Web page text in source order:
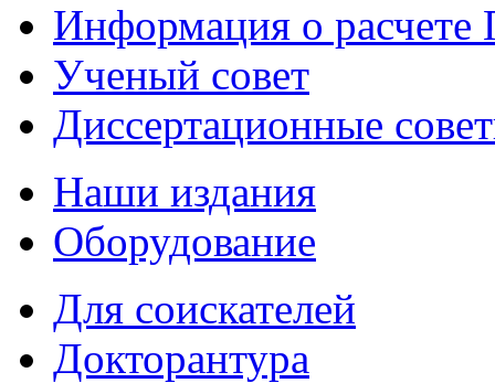
Информация о
Ученый совет
Диссертационные
Наши издания
Оборудование
Для соискателей
Докторантура